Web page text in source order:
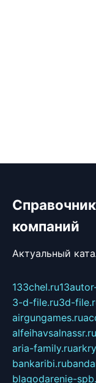
компаний
Актуальный
133chel.ru
3-d-file.ru3d-
airgungames.ru
alfeihavsalnassr.ru
aria-family.ru
bankaribi.ru
blagodarenie-